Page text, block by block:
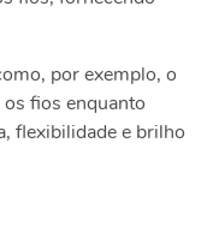
por exemplo, o
fios enquanto
flexibilidade e brilho